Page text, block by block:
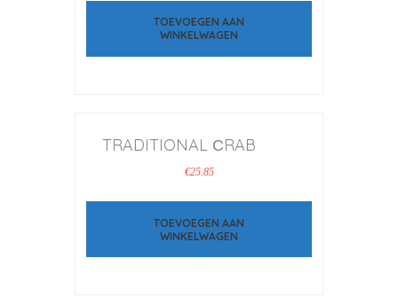
TOEVOEGEN AAN
WINKELWAGEN
TRADITIONAL СRAB
€25.85
TOEVOEGEN AAN
WINKELWAGEN